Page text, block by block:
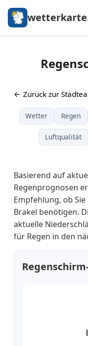
← Zurück zur
Wetter Regen
Luftqualität
Basierend auf
Regenprognosen
Empfehlung, ob
Brakel benötigen.
aktuelle
für Regen in den